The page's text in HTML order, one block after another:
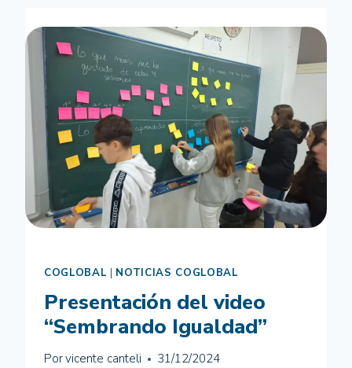
DE
LA
DEMOCRACIA
EN
EUROPA
COGLOBAL | NOTICIAS COGLOBAL
Presentación del video
“Sembrando Igualdad”
Porvicente canteli 31/12/2024